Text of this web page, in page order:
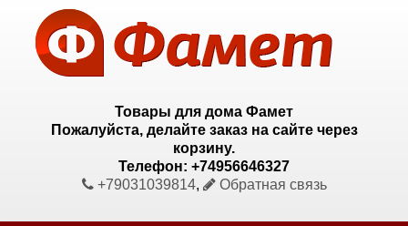
Товары для дома Фамет
Пожалуйста, делайте заказ на сайте через
корзину.
Телефон: +74956646327
+79031039814, Обратная связь